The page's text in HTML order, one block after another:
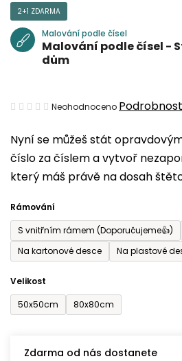
Nyní se můžeš stát
číslo za číslem a vytvoř
který máš právě na dosah
Rámování
S vnitřním rámem (Doporučujeme👍)
Na kartonové desce
Na plastové
Velikost
50x50cm
80x80cm
Zdarma od nás dostanete
2+1 ZDARMA
Malování podle čísel
Malování podle čísel -
dům
Průměrné
produktu
je
0,0
5
hvězdiček.
Neohodnoceno